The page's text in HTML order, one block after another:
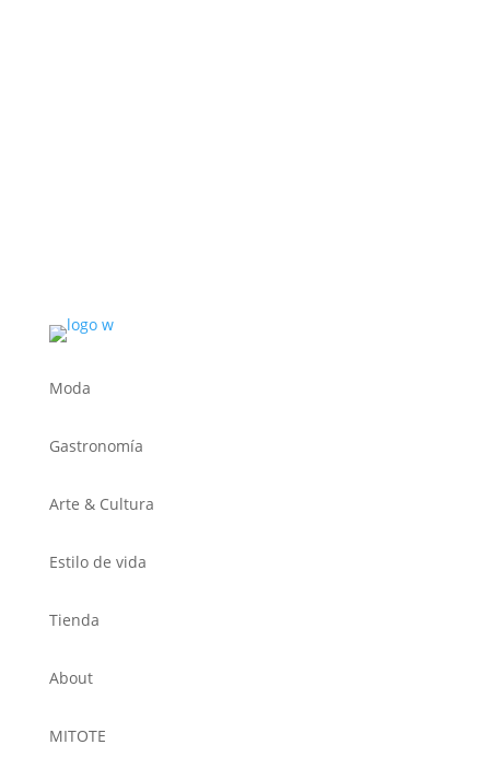
Moda
Gastronomía
Arte & Cultura
Estilo de vida
Tienda
About
MITOTE